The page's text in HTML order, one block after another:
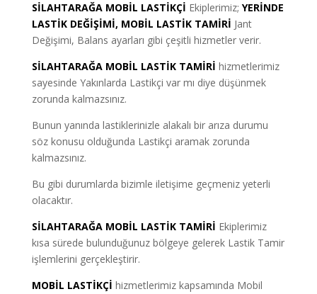
SİLAHTARAĞA MOBİL LASTİKÇİ Ekiplerimiz; YERİNDE
LASTİK DEĞİŞİMİ, MOBİL LASTİK TAMİRİ Jant
Değişimi, Balans ayarları gibi çeşitli hizmetler verir.
SİLAHTARAĞA MOBİL LASTİK TAMİRİ hizmetlerimiz
sayesinde Yakınlarda Lastikçi var mı diye düşünmek
zorunda kalmazsınız.
Bunun yanında lastiklerinizle alakalı bir arıza durumu
söz konusu olduğunda Lastikçi aramak zorunda
kalmazsınız.
Bu gibi durumlarda bizimle iletişime geçmeniz yeterli
olacaktır.
SİLAHTARAĞA MOBİL LASTİK TAMİRİ Ekiplerimiz
kısa sürede bulunduğunuz bölgeye gelerek Lastik Tamir
işlemlerini gerçekleştirir.
MOBİL LASTİKÇİ hizmetlerimiz kapsamında Mobil